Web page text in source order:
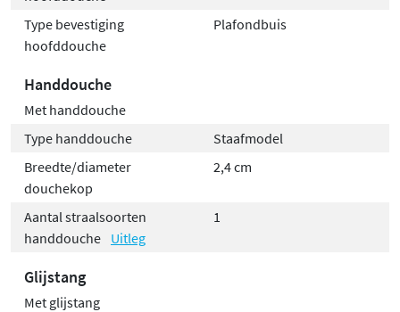
Type bevestiging
hoofddouche
Plafondbuis
Handdouche
Met handdouche
Type handdouche
Staafmodel
Breedte/diameter
douchekop
2,4 cm
Aantal straalsoorten
handdouche Uitleg
1
Glijstang
Met glijstang